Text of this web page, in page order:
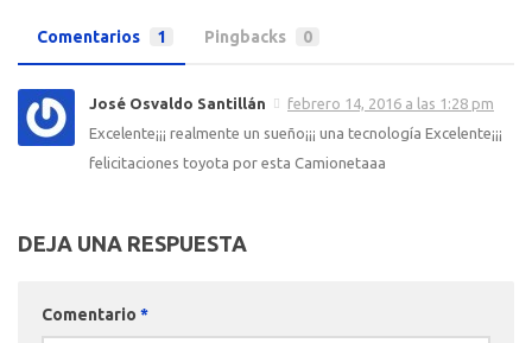
Comentarios 1 Pingbacks 0
José Osvaldo Santillán
febrero 14, 2016 a las 1:28 pm
Excelente¡¡¡ realmente un sueño¡¡¡ una tecnología Excelente¡¡¡
felicitaciones toyota por esta Camionetaaa
DEJA UNA RESPUESTA
Comentario *